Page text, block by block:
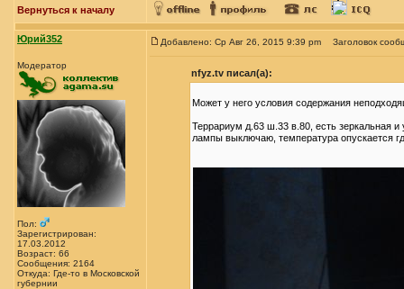
Вернуться к началу
Юрий352
Модератор
Пол:
Зарегистрирован:
17.03.2012
Возраст: 66
Сообщения: 2164
Откуда: Где-то в Московской
губернии
Добавлено: Ср Авг 26, 2015 9:39 pm Заголовок
nfyz.tv писал(а):
Может у него условия содержания
Террариум д.63 ш.33 в.80, есть зеркальная
лампы выключаю, температура опускается